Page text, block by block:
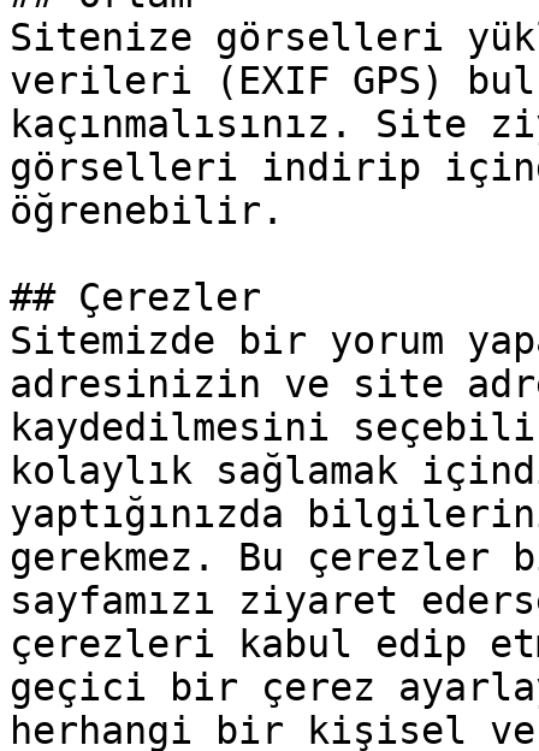
Sitenize görselleri
verileri (EXIF GPS)
kaçınmalısınız.
görselleri indirip
öğrenebilir.
## Çerezler
Sitemizde bir yorum
adresinizin ve site
kaydedilmesini
kolaylık sağlamak
yaptığınızda
gerekmez. Bu
sayfamızı ziyaret
çerezleri kabul edip
geçici bir çerez
herhangi bir kişisel